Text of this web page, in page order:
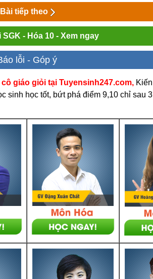
Bài tiếp theo
- Hóa 10 - Xem ngay
lỗi - Góp ý
giáo giỏi tại Tuyensinh247.com,Kiến
sinh học tốt, bứt phá điểm 9,10 chỉ sau